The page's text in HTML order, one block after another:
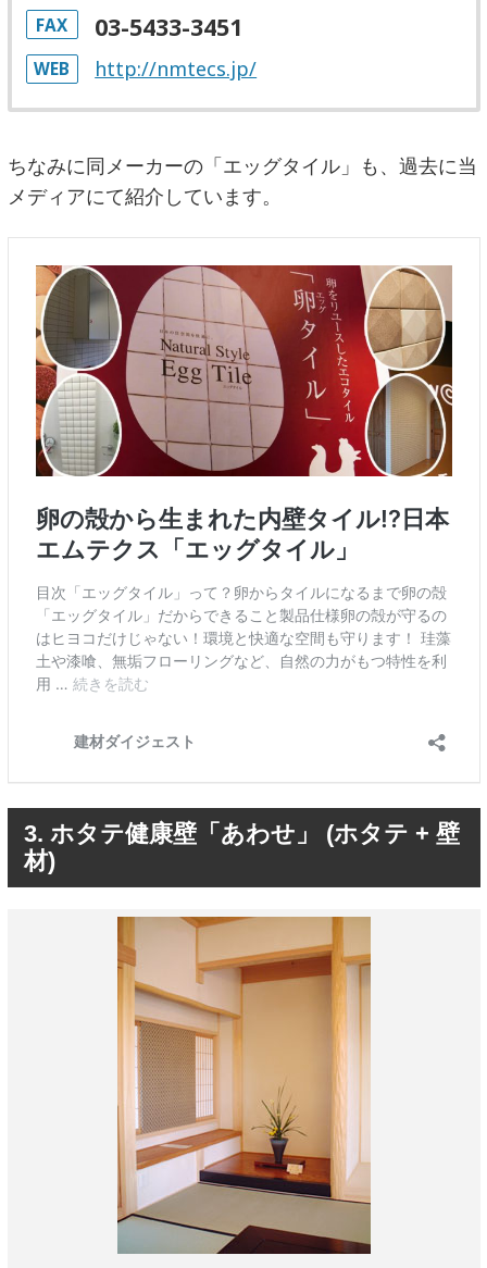
FAX 03-5433-3451
WEB http://nmtecs.jp/
ちなみに同メーカーの「エッグタイル」も、過去に当
メディアにて紹介しています。
3. ホタテ健康壁「あわせ」 (ホタテ + 壁
材)